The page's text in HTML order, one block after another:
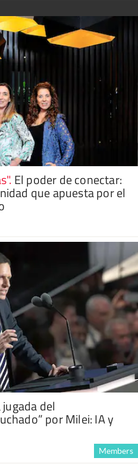
. El poder de conectar:
que apuesta por el
del
por Milei: IA y
Members